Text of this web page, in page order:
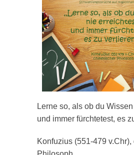
Lerne so, als ob du
und immer fürchtetest, es
Konfuzius (551-479